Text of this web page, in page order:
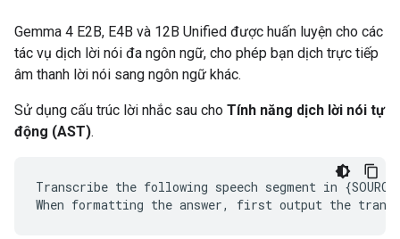
Gemma 4 E2B, E4B và 12B Unified được huấn luyện cho các
tác vụ dịch lời nói đa ngôn ngữ, cho phép bạn dịch trực tiếp
âm thanh lời nói sang ngôn ngữ khác.
Sử dụng cấu trúc lời nhắc sau cho Tính năng dịch lời nói tự
động (AST).
Transcribe the following speech segment in